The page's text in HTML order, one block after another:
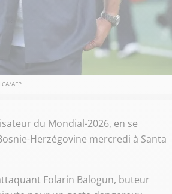
AFP
du Mondial-2026, en se
Herzégovine mercredi à Santa
Folarin Balogun, buteur